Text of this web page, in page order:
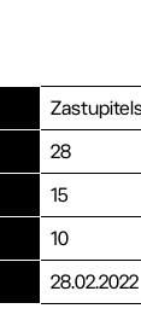
28
15
10
28.02.2022